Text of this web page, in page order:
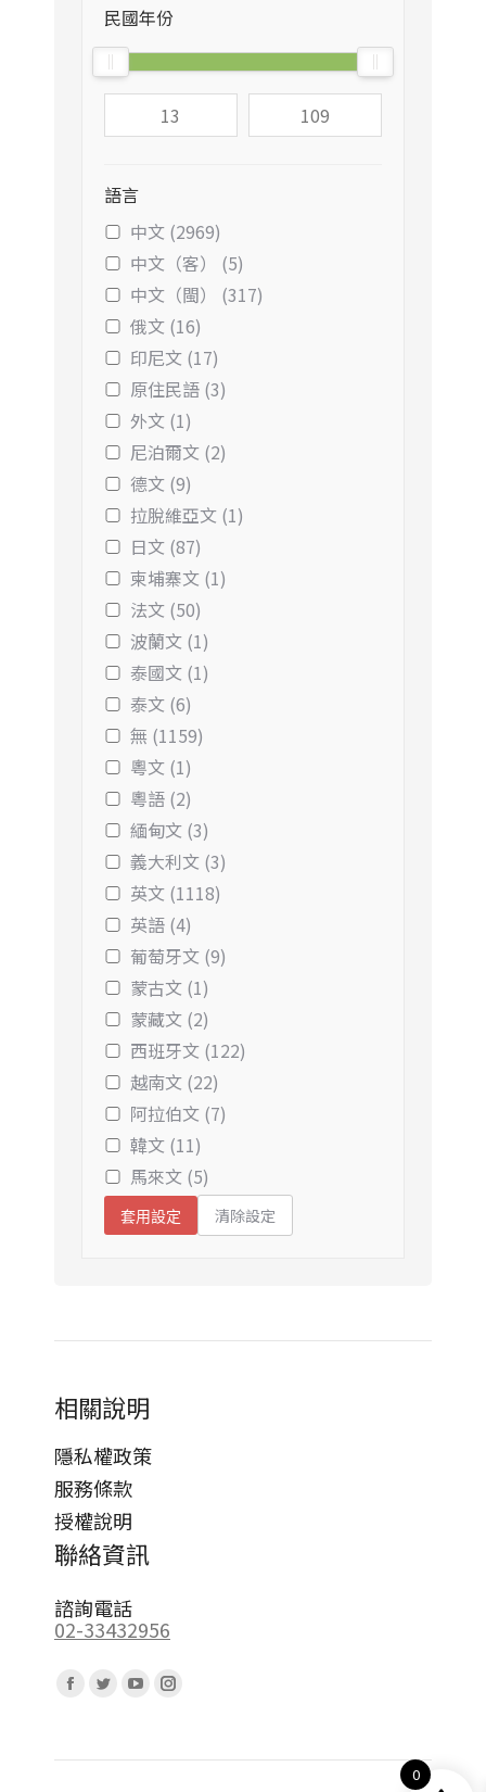
民國年份
語言
中文 (2969)
中文（客） (5)
中文（閩） (317)
俄文 (16)
印尼文 (17)
原住民語 (3)
外文 (1)
尼泊爾文 (2)
德文 (9)
拉脫維亞文 (1)
日文 (87)
柬埔寨文 (1)
法文 (50)
波蘭文 (1)
泰國文 (1)
泰文 (6)
無 (1159)
粵文 (1)
粵語 (2)
緬甸文 (3)
義大利文 (3)
英文 (1118)
英語 (4)
葡萄牙文 (9)
蒙古文 (1)
蒙藏文 (2)
西班牙文 (122)
越南文 (22)
阿拉伯文 (7)
韓文 (11)
馬來文 (5)
套用設定 清除設定
相關說明
隱私權政策
服務條款
授權說明
聯絡資訊
諮詢電話
02-33432956
Facebook
opens
Twitter
opens
YouTube
opens
Instagram
opens
0